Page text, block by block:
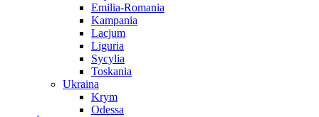
Emilia-Romania
Kampania
Lacjum
Liguria
Sycylia
Toskania
Ukraina
Krym
Odessa